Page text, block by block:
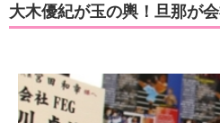
大木優紀が玉の輿！旦那が